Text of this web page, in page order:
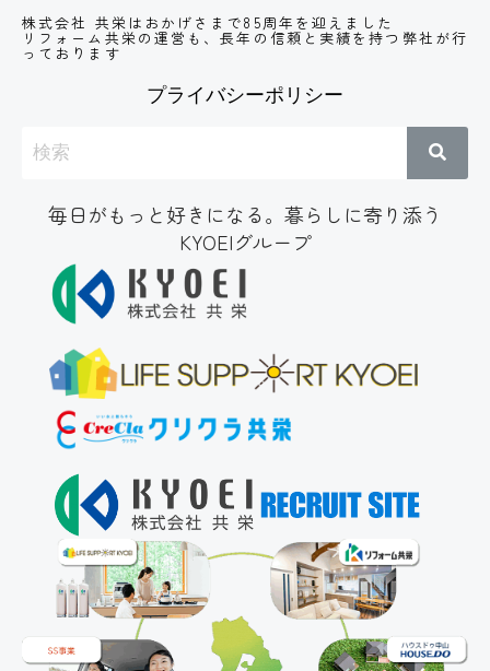
株式会社 共栄はおかげさまで85周年を迎えました
リフォーム共栄の運営も、長年の信頼と実績を持つ弊社が行
っております
プライバシーポリシー
毎日がもっと好きになる。暮らしに寄り添う
KYOEIグループ